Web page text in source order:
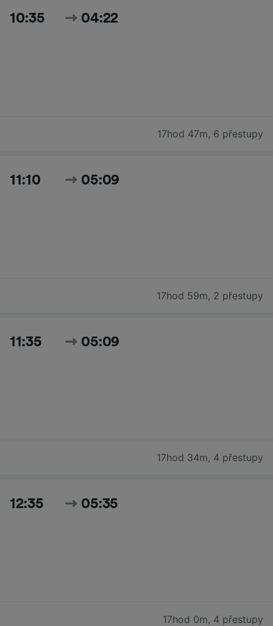
10:35 04:22
17hod 47m, 6 přestupy
11:10 05:09
17hod 59m, 2 přestupy
11:35 05:09
17hod 34m, 4 přestupy
12:35 05:35
17hod 0m, 4 přestupy